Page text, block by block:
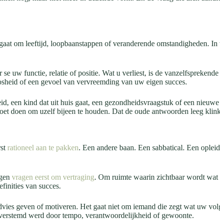
om leeftijd, loopbaanstappen of veranderende omstandigheden.
uw functie, relatie of positie. Wat u verliest, is de
of een gevoel van vervreemding van uw eigen succes.
een kind dat uit huis gaat, een gezondheidsvraagstuk of een
doen om uzelf bijeen te houden. Dat de oude antwoorden leeg
rationeel aan te pakken. Een andere baan. Een sabbatical. Een
vragen eerst om vertraging. Om ruimte waarin zichtbaar wordt
van succes.
geven of motiveren. Het gaat niet om iemand die zegt wat uw
werd door tempo, verantwoordelijkheid of gewoonte.